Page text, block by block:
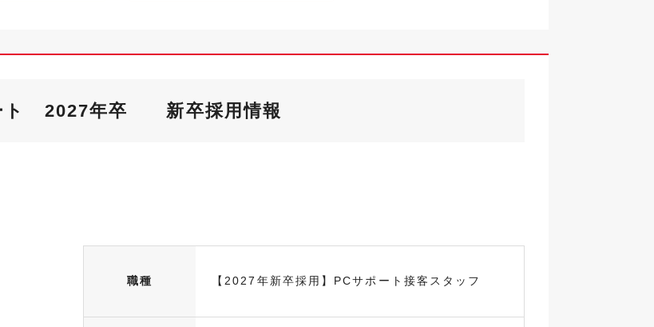
ト 2027年卒 新卒採用情報
職種 【2027年新卒採用】PCサポート接客スタッフ